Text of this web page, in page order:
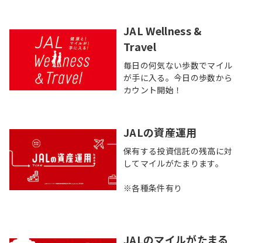
JAL Wellness &
Travel
毎日の何気ない歩数でマイル
が手に入る。今日の歩数から
カウント開始！
JALの資産運用
保有する投資信託の残高に対
してマイルがたまります。
※各種条件有り
JALのマイルがたまる